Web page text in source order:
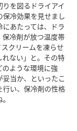
を図るドライアイ
冷効果を見せまし
あたっては、ドラ
冷剤が放つ温度帯
クリームを凍らせ
ない」と。その特
ような環境に強
当か、といったこ
行い、保冷剤の性格